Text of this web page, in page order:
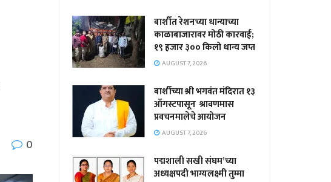
0
बार्शीत रेशनच्या धान्याच्या
काळाबाजारावर मोठी कारवाई;
१९ हजार ३०० किलो धान्य जप्त
AUGUST 7, 2026
बार्शीच्या श्री भगवंत मंदिरात १३
ऑगस्टपासून श्रावणमास
प्रवचनमालेचे आयोजन
AUGUST 7, 2026
पद्मशाली सखी संघम’च्या
अध्यक्षपदी भाग्यलक्ष्मी तुम्मा